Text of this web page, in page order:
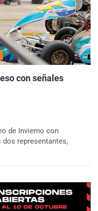
con señales
de Invierno con
representantes,